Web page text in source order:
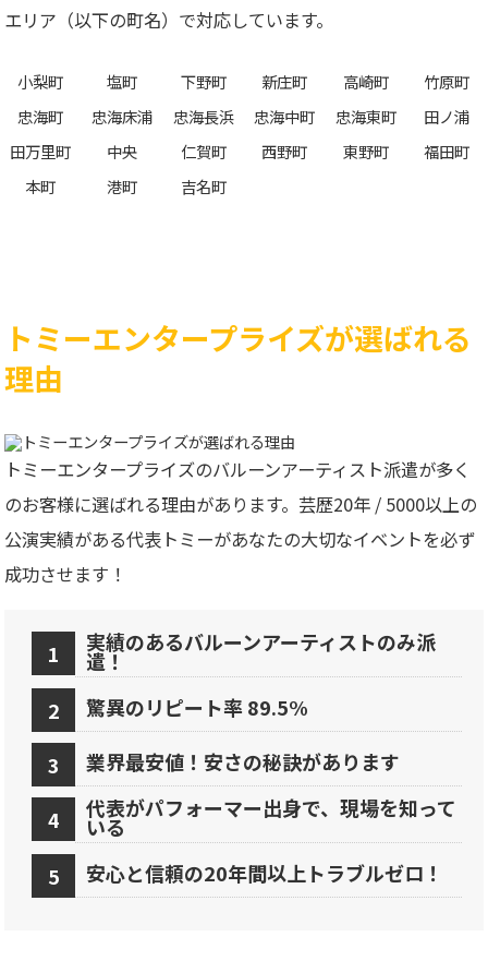
エリア（以下の町名）で対応しています。
小梨町 塩町 下野町 新庄町 高崎町
竹原町
忠海町
忠海床浦 忠海長浜 忠海中町 忠海東町
田ノ浦
田万里町
中央 仁賀町 西野町 東野町
福田町
本町
港町 吉名町
トミーエンタープライズが選ばれる
理由
トミーエンタープライズのバルーンアーティスト派遣が多く
のお客様に選ばれる理由があります。芸歴20年 / 5000以上の
公演実績がある代表トミーがあなたの大切なイベントを必ず
成功させます！
実績のあるバルーンアーティストのみ派
遣！
驚異のリピート率 89.5%
業界最安値！安さの秘訣があります
代表がパフォーマー出身で、現場を知って
いる
安心と信頼の20年間以上トラブルゼロ！